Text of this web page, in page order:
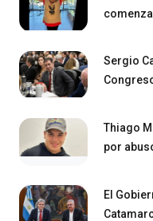
Sergio
Thiago
por
El